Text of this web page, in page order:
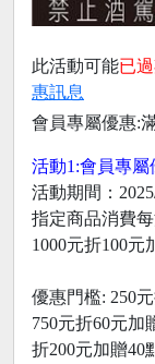
此活動可能已
惠訊息
會員專屬優惠:
活動1:會員專
活動期間：
指定商品消費
1000元折100元
優惠門檻: 250
750元折60元加
折200元加贈40